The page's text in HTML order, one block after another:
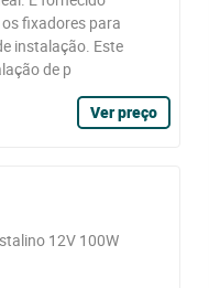
fixadores para
instalação. Este
de p
Ver preço
12V 100W